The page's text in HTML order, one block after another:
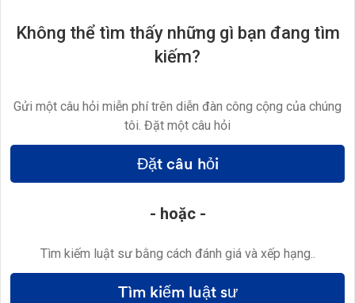
Không thể tìm thấy những gì bạn đang tìm
kiếm?
Gửi một câu hỏi miễn phí trên diễn đàn công cộng của chúng
tôi. Đặt một câu hỏi
Đặt câu hỏi
- hoặc -
Tìm kiếm luật sư bằng cách đánh giá và xếp hạng..
Tìm kiếm luật sư